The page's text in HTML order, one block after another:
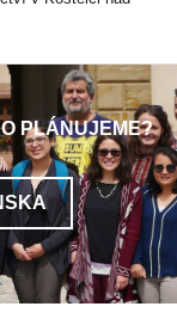
PLÁNUJEME?